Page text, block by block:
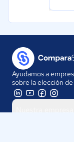
Ayudamos a
sobre la elección